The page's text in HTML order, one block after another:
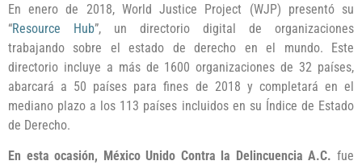
En enero de 2018, World Justice Project (WJP) presentó su
“Resource Hub”, un directorio digital de organizaciones
trabajando sobre el estado de derecho en el mundo. Este
directorio incluye a más de 1600 organizaciones de 32 países,
abarcará a 50 países para fines de 2018 y completará en el
mediano plazo a los 113 países incluidos en su Índice de Estado
de Derecho.
En esta ocasión, México Unido Contra la Delincuencia A.C. fue